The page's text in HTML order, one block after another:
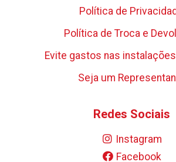
Política de
Política de Troca e
Evite gastos nas
Seja um
Redes Sociais
Instagram
Facebook